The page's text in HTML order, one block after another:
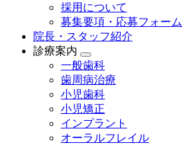
採用について
募集要項・応募フォーム
院長・スタッフ紹介
診療案内
一般歯科
歯周病治療
小児歯科
小児矯正
インプラント
オーラルフレイル